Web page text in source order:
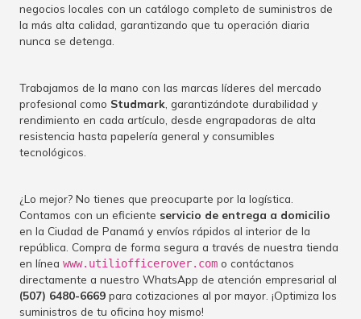
negocios locales con un catálogo completo de suministros de
la más alta calidad, garantizando que tu operación diaria
nunca se detenga.
Trabajamos de la mano con las marcas líderes del mercado
profesional como Studmark , garantizándote durabilidad y
rendimiento en cada artículo, desde engrapadoras de alta
resistencia hasta papelería general y consumibles
tecnológicos.
¿Lo mejor? No tienes que preocuparte por la logística.
Contamos con un eficiente servicio de entrega a domicilio
en la Ciudad de Panamá y envíos rápidos al interior de la
república. Compra de forma segura a través de nuestra tienda
en línea www.utiliofficerover.com o contáctanos
directamente a nuestro WhatsApp de atención empresarial al
(507) 6480-6669 para cotizaciones al por mayor. ¡Optimiza los
suministros de tu oficina hoy mismo!